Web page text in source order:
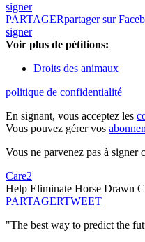
signer
PARTAGERpartager sur
signer
Voir plus de pétitions:
Droits des animaux
politique de confidentialité
En signant, vous acceptez les
Vous pouvez gérer vos
Vous ne parvenez pas à signer
Care2
Help Eliminate Horse Drawn
PARTAGERTWEET
"The best way to predict the